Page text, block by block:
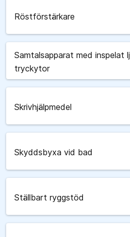
Röstförstärkare
Samtalsapparat med inspelat
tryckytor
Skrivhjälpmedel
Skyddsbyxa vid bad
Ställbart ryggstöd